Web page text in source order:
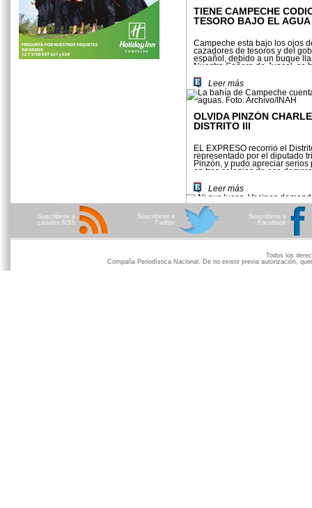
TIENE CAMPECHE
TESORO BAJO EL AGUA
Campeche está bajo los ojos
cazadores de tesoros y del
español, debido a un buque
Nuestra Señora de Juncal, se
Leer más
OLVIDA PINZÓN
DISTRITO III
EL EXPRESO recorrió el
representado por el diputado
Pinzón, y pudo apreciar serios
en tres colonias de esa
Leer más
Suscribirse a
canales RSS
Suscribirse a
Twitter
Suscribirse a
Facebook
Todos los
Compaña Periodística Nacional. De no existir previa autorización,